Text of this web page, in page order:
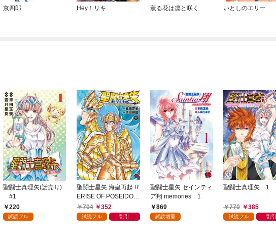
京四郎 Hey！リキ 薫る花は凛と咲く いとしのエリー
聖闘士真理矢(話売り)
#1
220
試読フル
聖闘士星矢 海皇再起 R
ERISE OF POSEIDON
1704 352
試読フル 割引
聖闘士星矢 セインティ
ア翔 memories 1
869
試読増量
聖闘士真理矢 1
770 385
試読フル 割引